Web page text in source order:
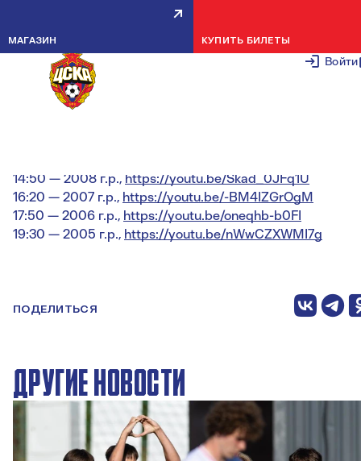
Войти
МАГАЗИН КУПИТЬ БИЛЕТЫ
ВСТРЕЧАЕМСЯ СО СПАРТАКОМ
ЗИМНЕМ ПЕРВЕНСТВЕ
14:50 — 2008 г.р., https://youtu.be/Skad_0JFq1U
16:20 — 2007 г.р., https://youtu.be/-BM4IZGrOgM
17:50 — 2006 г.р., https://youtu.be/oneqhb-b0FI
19:30 — 2005 г.р., https://youtu.be/nWwCZXWMI7g
ПОДЕЛИТЬСЯ
ДРУГИЕ НОВОСТИ